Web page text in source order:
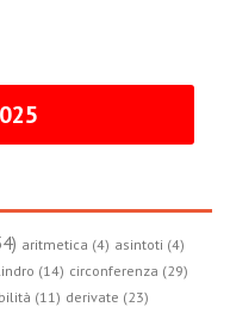
aritmetica (4) asintoti (4)
(14) circonferenza (29)
(11) derivate (23)